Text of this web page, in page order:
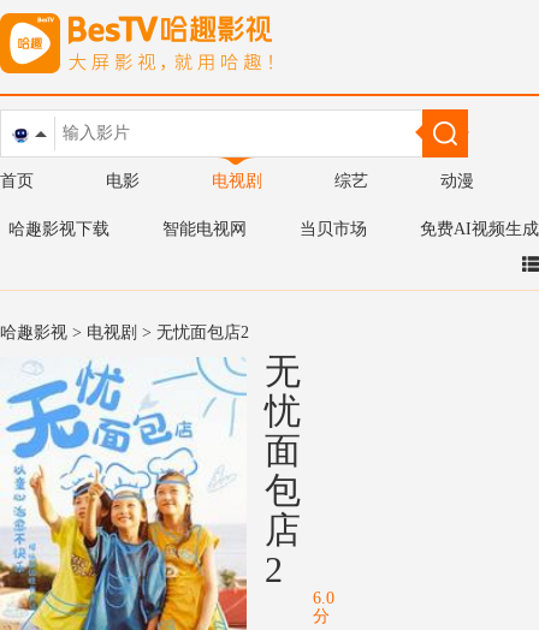
首页 电影 电视剧 综艺 动漫
哈趣影视下载 智能电视网 当贝市场 免费AI视频生成
哈趣影视 > 电视剧 > 无忧面包店2
无
忧
面
包
店
2
6.0
分